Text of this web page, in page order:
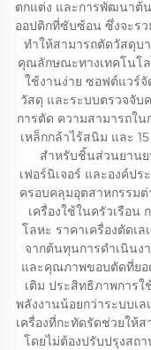
ตกแต่ง และการพัฒนาต้
ออปติกที่ซับซ้อน ซึ่งจะรว
ทำให้สามารถตัดวัสดุบ
คุณลักษณะทางเทคโนโ
ใช้งานง่าย ซอฟต์แวร์จั
วัสดุ และระบบตรวจจับ
การตัด ความสามารถใน
เหล็กกล้าไร้สนิม และ
สำหรับชิ้นส่วนยาน
เฟอร์นิเจอร์ และองค์ป
ครอบคลุมอุตสาหกรรมต่
เครื่องใช้ในครัวเรือ
โลหะ ราคาเครื่องตัดเ
จากต้นทุนการดำเนินง
และคุณภาพขอบตัดที่ยอ
เติม ประสิทธิภาพการ
พลังงานน้อยกว่าระบบเ
เครื่องที่กะทัดรัดช่วยให้
โดยไม่ต้องปรับปรุงสถ